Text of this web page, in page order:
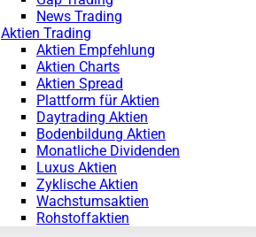
News Trading
Aktien Trading
Aktien Empfehlung
Aktien Charts
Aktien Spread
Plattform für Aktien
Daytrading Aktien
Bodenbildung Aktien
Monatliche Dividenden
Luxus Aktien
Zyklische Aktien
Wachstumsaktien
Rohstoffaktien